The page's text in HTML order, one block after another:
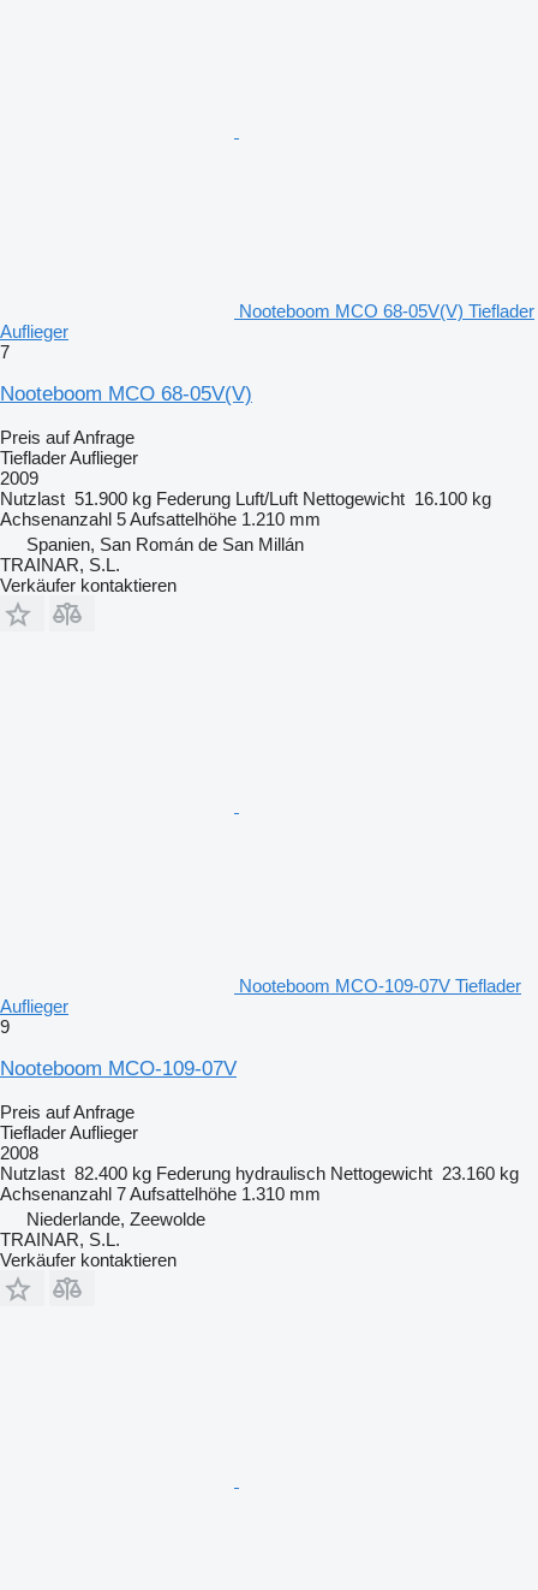
Nooteboom MCO 68-05V(V) Tieflader
Auflieger
7
Nooteboom MCO 68-05V(V)
Preis auf Anfrage
Tieflader Auflieger
2009
Nutzlast 51.900 kg Federung Luft/Luft Nettogewicht 16.100 kg
Achsenanzahl 5Aufsattelhöhe 1.210 mm
Spanien, San Román de San Millán
TRAINAR, S.L.
Verkäufer kontaktieren
Nooteboom MCO-109-07V Tieflader
Auflieger
9
Nooteboom MCO-109-07V
Preis auf Anfrage
Tieflader Auflieger
2008
Nutzlast 82.400 kg Federung hydraulisch Nettogewicht 23.160 kg
Achsenanzahl 7Aufsattelhöhe 1.310 mm
Niederlande, Zeewolde
TRAINAR, S.L.
Verkäufer kontaktieren